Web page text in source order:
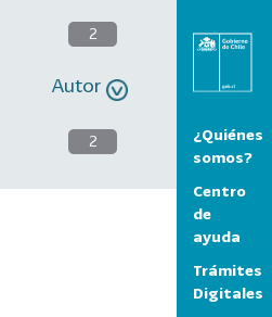
2
Autor
2
¿Quiénes
somos?
Centro
de
ayuda
Trámites
Digitales